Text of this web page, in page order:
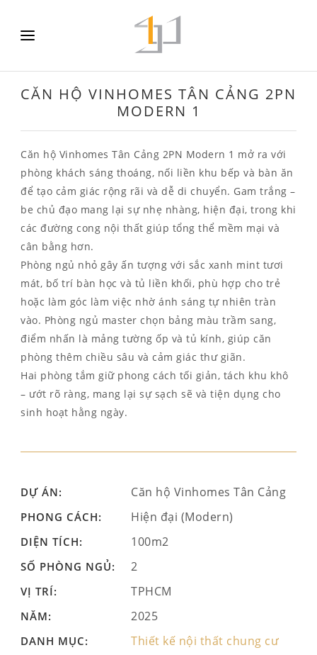
CĂN HỘ VINHOMES TÂN CẢNG 2PN
MODERN 1
Căn hộ Vinhomes Tân Cảng 2PN Modern 1 mở ra với
phòng khách sáng thoáng, nối liền khu bếp và bàn ăn
để tạo cảm giác rộng rãi và dễ di chuyển. Gam trắng –
be chủ đạo mang lại sự nhẹ nhàng, hiện đại, trong khi
các đường cong nội thất giúp tổng thể mềm mại và
cân bằng hơn.
Phòng ngủ nhỏ gây ấn tượng với sắc xanh mint tươi
mát, bố trí bàn học và tủ liền khối, phù hợp cho trẻ
hoặc làm góc làm việc nhờ ánh sáng tự nhiên tràn
vào. Phòng ngủ master chọn bảng màu trầm sang,
điểm nhấn là mảng tường ốp và tủ kính, giúp căn
phòng thêm chiều sâu và cảm giác thư giãn.
Hai phòng tắm giữ phong cách tối giản, tách khu khô
– ướt rõ ràng, mang lại sự sạch sẽ và tiện dụng cho
sinh hoạt hằng ngày.
DỰ ÁN: Căn hộ Vinhomes Tân Cảng
PHONG CÁCH: Hiện đại (Modern)
DIỆN TÍCH: 100m2
SỐ PHÒNG NGỦ: 2
VỊ TRÍ: TPHCM
NĂM: 2025
DANH MỤC: Thiết kế nội thất chung cư